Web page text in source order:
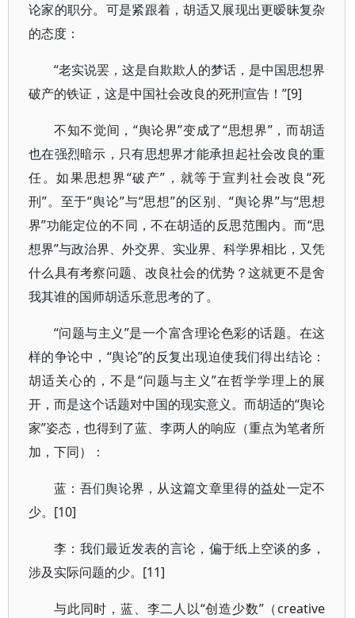
论家的职分。可是紧跟着，胡适又展现出更暧昧复杂
的态度：
“老实说罢，这是自欺欺人的梦话，是中国思想界
破产的铁证，这是中国社会改良的死刑宣告！”[9]
不知不觉间，“舆论界”变成了“思想界”，而胡适
也在强烈暗示，只有思想界才能承担起社会改良的重
任。如果思想界“破产”，就等于宣判社会改良“死
刑”。至于“舆论”与“思想”的区别、“舆论界”与“思想
界”功能定位的不同，不在胡适的反思范围内。而“思
想界”与政治界、外交界、实业界、科学界相比，又凭
什么具有考察问题、改良社会的优势？这就更不是舍
我其谁的国师胡适乐意思考的了。
“问题与主义”是一个富含理论色彩的话题。在这
样的争论中，“舆论”的反复出现迫使我们得出结论：
胡适关心的，不是“问题与主义”在哲学学理上的展
开，而是这个话题对中国的现实意义。而胡适的“舆论
家”姿态，也得到了蓝、李两人的响应（重点为笔者所
加，下同）：
蓝：吾们舆论界，从这篇文章里得的益处一定不
少。[10]
李：我们最近发表的言论，偏于纸上空谈的多，
涉及实际问题的少。[11]
与此同时，蓝、李二人以“创造少数”（creative